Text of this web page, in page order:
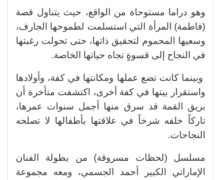
وهو دراما مستوحاة من الواقع، حيث يتناول قصة
(فاطمة) المرأة التي استسلمت لطموحها الجارف،
وسعيها المحموم لتحقيق ذاتها، حتى تحولت رغبتها
في النجاح إلى قسوةٍ تجاه حياتها الخاصة.
وبينما كانت تضع عملها ومكانتها في كفة، وأولادها
واستقرار بيتها في كفة أخرى، اكتشفت متأخرة أن
بريق القمة قد سرق منها أجمل سنوات عمرها،
تاركاً خلفه شرخاً في علاقتها بأطفالها لا تصلحه
النجاحات.
مسلسل (لحظات مسروقة) من بطولة الفنان
الإماراتي الكبير أحمد الجسمي، ومعه مجموعة